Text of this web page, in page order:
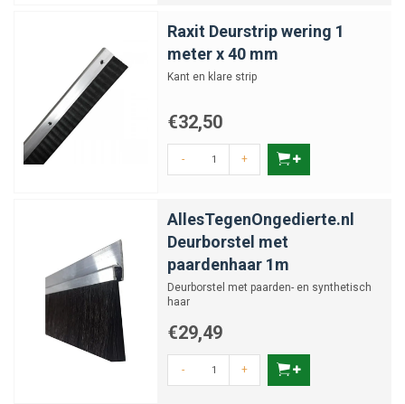
Raxit Deurstrip wering 1
meter x 40 mm
Kant en klare strip
€32,50
- +
AllesTegenOngedierte.nl
Deurborstel met
paardenhaar 1m
Deurborstel met paarden- en synthetisch
haar
€29,49
- +